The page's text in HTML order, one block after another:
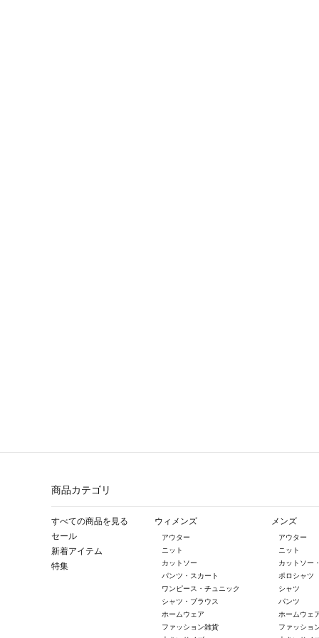
商品カテゴリ
すべての商品を見る
セール
新着アイテム
特集
ウィメンズ
アウター
ニット
カットソー
パンツ・スカート
ワンピース・チュニック
シャツ・ブラウス
ホームウェア
ファッション雑貨
メンズ
アウター
ニット
カットソー
ポロシャツ
シャツ
パンツ
ホームウェ
ファッショ